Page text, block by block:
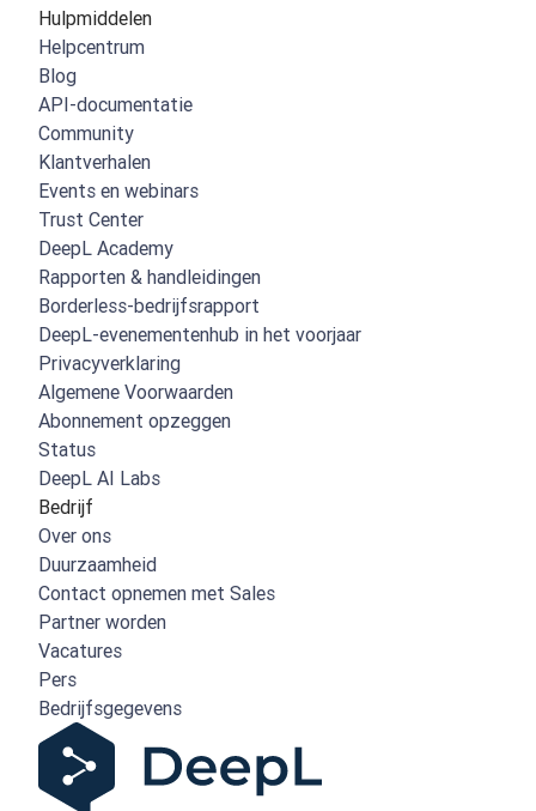
Hulpmiddelen
Helpcentrum
Blog
API-documentatie
Community
Klantverhalen
Events en webinars
Trust Center
DeepL Academy
Rapporten & handleidingen
Borderless-bedrijfsrapport
DeepL-evenementenhub in het voorjaar
Privacyverklaring
Algemene Voorwaarden
Abonnement opzeggen
Status
DeepL AI Labs
Bedrijf
Over ons
Duurzaamheid
Contact opnemen met Sales
Partner worden
Vacatures
Pers
Bedrijfsgegevens